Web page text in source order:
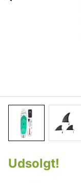
Udsolgt!